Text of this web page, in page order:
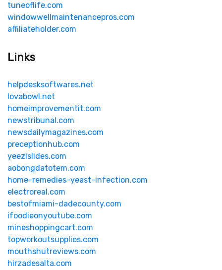
tuneoflife.com
windowwellmaintenancepros.com
affiliateholder.com
Links
helpdesksoftwares.net
lovabowl.net
homeimprovementit.com
newstribunal.com
newsdailymagazines.com
preceptionhub.com
yeezislides.com
aobongdatotem.com
home-remedies-yeast-infection.com
electroreal.com
bestofmiami-dadecounty.com
ifoodieonyoutube.com
mineshoppingcart.com
topworkoutsupplies.com
mouthshutreviews.com
hirzadesalta.com